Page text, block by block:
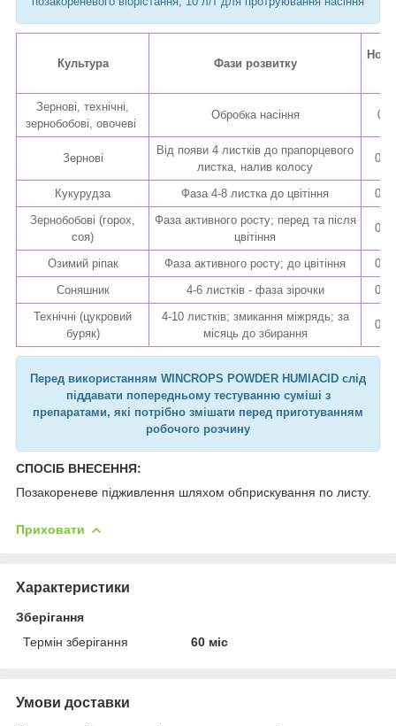
Культура Фази розвитку
Зернові, технічні,
зернобобові, овочеві
Обробка насіння
Зернові
Від появи 4 листків до прапорцевого
листка, налив колосу
Кукурудза Фаза 4-8 листка до цвітіння
Зернобобові (горох,
соя)
Фаза активного росту; перед та після
цвітіння
Озимий ріпак Фаза активного росту; до цвітіння
Соняшник
4-6 листків - фаза зірочки
Технічні (цукровий
буряк)
4-10 листків; змикання міжрядь; за
місяць до збирання
Перед використанням WINCROPS POWDER HUMIACID слід
піддавати попередньому тестуванню суміші з
препаратами, які потрібно змішати перед приготуванням
робочого розчину
СПОСІБ ВНЕСЕННЯ:
Позакореневе підживлення шляхом обприскування по листу.
Приховати
Характеристики
Зберігання
Термін зберігання
60 міс
Умови доставки